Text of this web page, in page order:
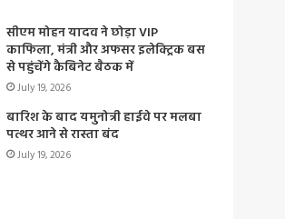
सीएम मोहन यादव ने छोड़ा VIP
काफिला, मंत्री और अफसर इलेक्ट्रिक बस
से पहुंचेंगे कैबिनेट बैठक में
July 19, 2026
बारिश के बाद यमुनोत्री हाईवे पर मलबा
पत्थर आने से रास्ता बंद
July 19, 2026